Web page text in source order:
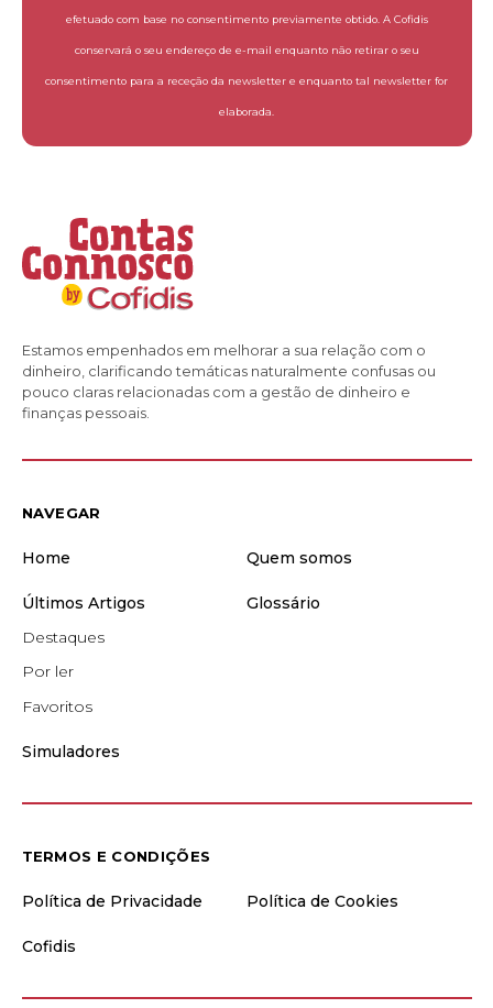
efetuado com base no consentimento previamente obtido. A Cofidis
conservará o seu endereço de e-mail enquanto não retirar o seu
consentimento para a receção da newsletter e enquanto tal newsletter for
elaborada.
Estamos empenhados em melhorar a sua relação com o
dinheiro, clarificando temáticas naturalmente confusas ou
pouco claras relacionadas com a gestão de dinheiro e
finanças pessoais.
NAVEGAR
Home Quem somos
Últimos Artigos
Destaques
Por ler
Favoritos
Glossário
Simuladores
TERMOS E CONDIÇÕES
Política de Privacidade Política de Cookies
Cofidis